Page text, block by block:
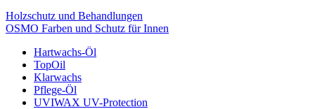
Holzschutz und Behandlungen
OSMO Farben und Schutz für Innen
Hartwachs-Öl
TopOil
Klarwachs
Pflege-Öl
UVIWAX UV-Protection